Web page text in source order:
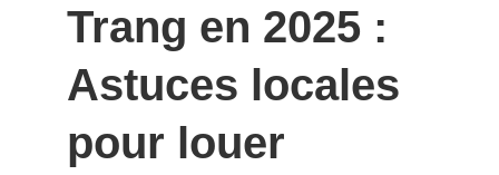
Trang en 2025 :
Astuces locales
pour louer